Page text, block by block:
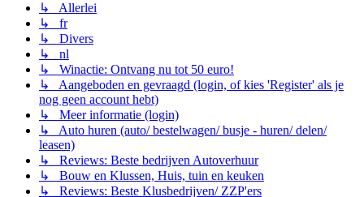
↳ Allerlei
↳ fr
↳ Divers
↳ nl
↳ Winactie: Ontvang nu tot 50 euro!
↳ Aangeboden en gevraagd (login, of kies 'Register' als je
nog geen account hebt)
↳ Meer informatie (login)
↳ Auto huren (auto/ bestelwagen/ busje - huren/ delen/
leasen)
↳ Reviews: Beste bedrijven Autoverhuur
↳ Bouw en Klussen, Huis, tuin en keuken
↳ Reviews: Beste Klusbedrijven/ ZZP'ers